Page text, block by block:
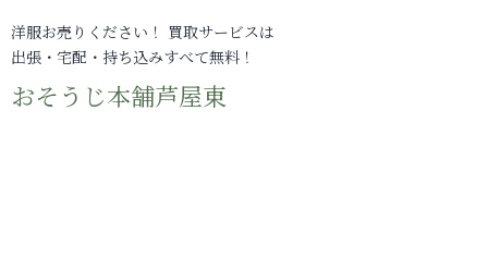
洋服お売りください！ 買取サービスは
出張・宅配・持ち込みすべて無料！
おそうじ本舗芦屋東